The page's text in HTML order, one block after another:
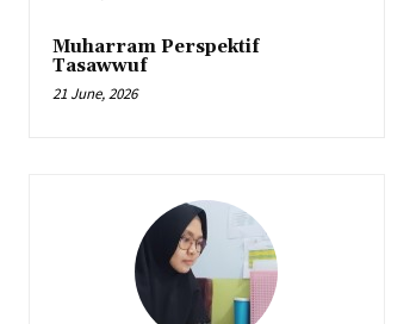
Muharram Perspektif
Tasawwuf
21 June, 2026